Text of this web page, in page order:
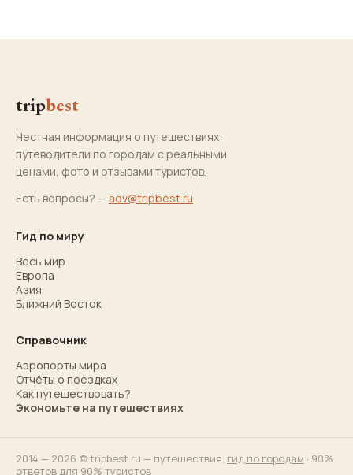
tripbest
Честная информация о путешествиях:
путеводители по городам с реальными
ценами, фото и отзывами туристов.
Есть вопросы? — adv@tripbest.ru
Гид по миру
Весь мир
Европа
Азия
Ближний Восток
Справочник
Аэропорты мира
Отчёты о поездках
Как путешествовать?
Экономьте на путешествиях
2014 — 2026 © tripbest.ru — путешествия, гид по городам · 90%
ответов для 90% туристов